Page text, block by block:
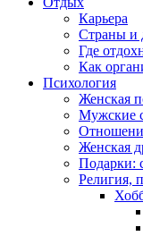
Карьера
Страны и
Где
Как
Психология
Женская
Мужские
Женская
Подарки:
Религия,